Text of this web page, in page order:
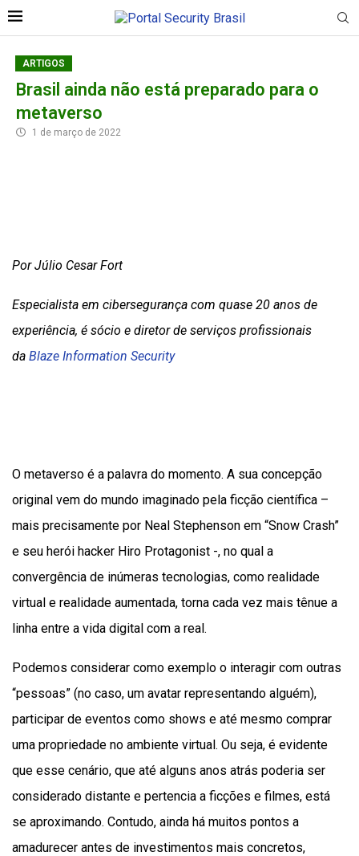
ARTIGOS
Brasil ainda não está preparado para o
metaverso
1 de março de 2022
Por Júlio Cesar Fort
Especialista em cibersegurança com quase 20 anos de
experiência, é sócio e diretor de serviços profissionais
da Blaze Information Security
O metaverso é a palavra do momento. A sua concepção
original vem do mundo imaginado pela ficção científica –
mais precisamente por Neal Stephenson em “Snow Crash”
e seu herói hacker Hiro Protagonist -, no qual a
convergência de inúmeras tecnologias, como realidade
virtual e realidade aumentada, torna cada vez mais tênue a
linha entre a vida digital com a real.
Podemos considerar como exemplo o interagir com outras
“pessoas” (no caso, um avatar representando alguém),
participar de eventos como shows e até mesmo comprar
uma propriedade no ambiente virtual. Ou seja, é evidente
que esse cenário, que até alguns anos atrás poderia ser
considerado distante e pertencia a ficções e filmes, está
se aproximando. Contudo, ainda há muitos pontos a
amadurecer antes de investimentos mais concretos,